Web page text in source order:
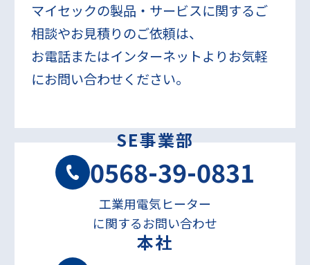
マイセックの製品・サービスに関するご
相談やお見積りのご依頼は、
お電話またはインターネットよりお気軽
にお問い合わせください。
SE事業部
0568-39-0831
工業用電気ヒーター
に関するお問い合わせ
本社